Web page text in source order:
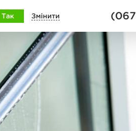
Так Змінити